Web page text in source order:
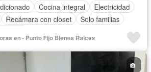
Cocina integral
Electricidad
Recámara con closet
Solo familias
en - Punto Fijo BIenes Raices